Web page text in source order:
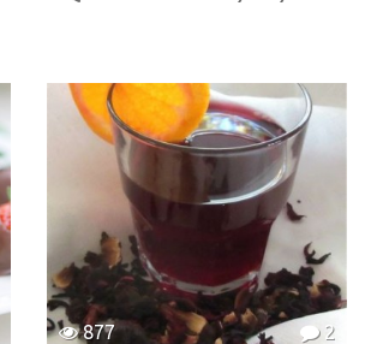
2
877